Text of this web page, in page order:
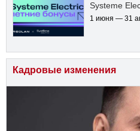
Systeme
1 июня — 31
Кадровые изменения